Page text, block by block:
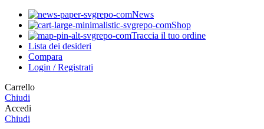
News
Shop
Traccia il tuo ordine
Lista dei desideri
Compara
Login / Registrati
Carrello
Chiudi
Accedi
Chiudi